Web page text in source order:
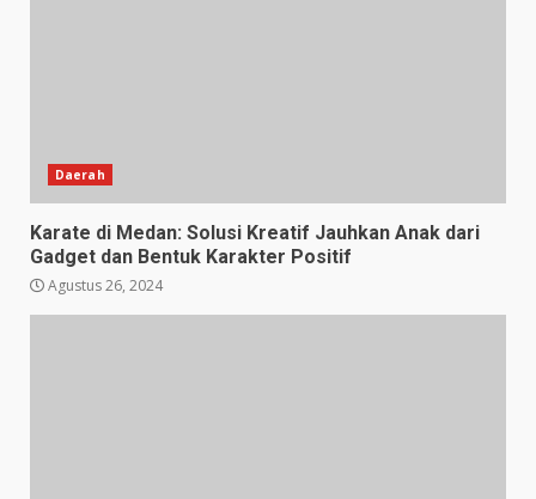
Daerah
Karate di Medan: Solusi Kreatif Jauhkan Anak dari
Gadget dan Bentuk Karakter Positif
Agustus 26, 2024